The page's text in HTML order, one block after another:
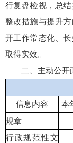
行复盘检视，总
整改措施与提升
开工作常态化、
取得实效。
二、主动公开
信息内容
本
规章
行政规范性文